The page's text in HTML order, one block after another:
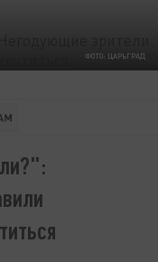
ФОТО: ЦАРЬГРАД